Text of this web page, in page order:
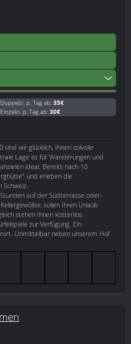
Doppelzi. p. Tag ab: 35€
Einzelzi. p. Tag ab: 30€
wir glücklich, Ihnen stilvolle
Lage ist für Wanderungen und
ideal. Bereits nach 10
und erleben die
auf der Südterrasse oder-
sollen Ihren Urlaub
stehen Ihnen kostenlos
zur Verfügung. Ein
Unmittelbar neben unserem Hof